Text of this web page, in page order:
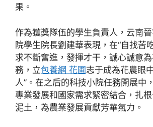
果。
作為獲獎隊伍的學生負責人，云南
院學生院長劉建華表現，在“自找苦
求不斷奮進，發揮才干，誠心誠意
務，立包養網 花圃志于成為花農眼
人”。在之后的科技小院任務開展中
專業發展和國家需求緊密結合，扎
泥土，為農業發展貢獻芳華氣力。